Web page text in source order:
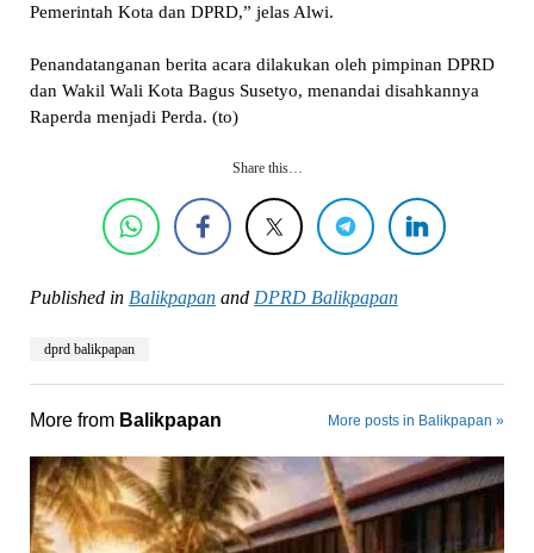
Pemerintah Kota dan DPRD,” jelas Alwi.
Penandatanganan berita acara dilakukan oleh pimpinan DPRD
dan Wakil Wali Kota Bagus Susetyo, menandai disahkannya
Raperda menjadi Perda. (to)
Share this…
Published in Balikpapanand DPRD Balikpapan
dprd balikpapan
More from Balikpapan More posts in Balikpapan »